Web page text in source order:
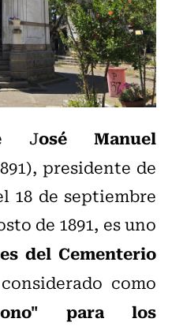
José Manuel
presidente de
18 de septiembre
de 1891, es uno
del Cementerio
como
para los